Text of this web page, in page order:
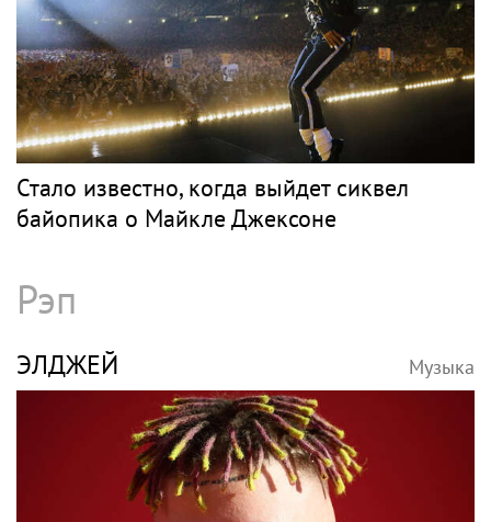
Стало известно, когда выйдет сиквел
байопика о Майкле Джексоне
Рэп
ЭЛДЖЕЙ Музыка